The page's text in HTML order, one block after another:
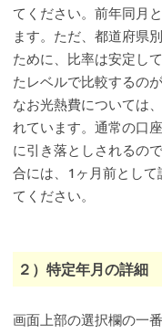
てください。前年同月
ます。ただ、都道府県
ために、比率は安定し
たレベルで比較するの
なお光熱費については
れています。通常の口
に引き落としされるの
合には、1ヶ月前とし
てください。
２）特定年月の詳細
画面上部の選択欄の一